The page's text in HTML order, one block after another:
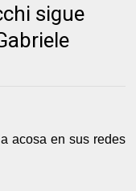
sigue
acosa en sus redes